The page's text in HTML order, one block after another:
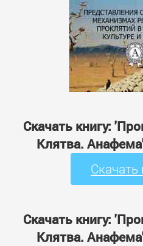
Скачать книгу:
Клятва.
Скачать
Скачать книгу:
Клятва.